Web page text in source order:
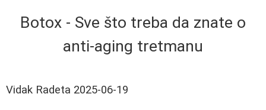
Botox - Sve što treba da znate o
anti-aging tretmanu
Vidak Radeta 2025-06-19